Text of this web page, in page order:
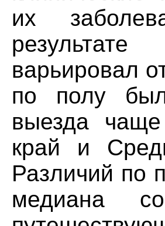
их
варьировал
по полу
выезда чаще
край и
Различий по
медиана